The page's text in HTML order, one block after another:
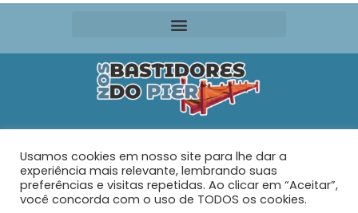
Rua Maria de Souza Santos Nº 159 – AP 401 –
Tabuleiro – Barra Velha – SC
Usamos cookies em nosso site para lhe dar a
experiência mais relevante, lembrando suas
preferências e visitas repetidas. Ao clicar em “Aceitar”,
você concorda com o uso de TODOS os cookies.